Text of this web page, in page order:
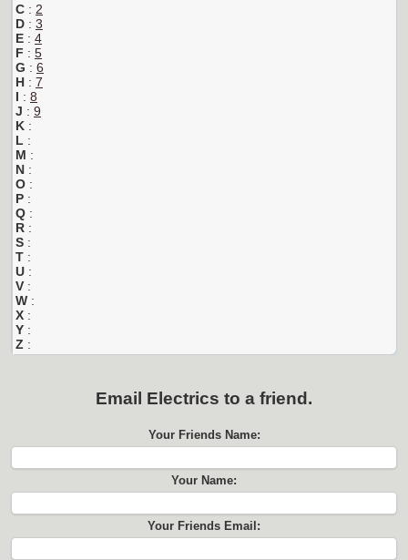
C : 2
D : 3
E : 4
F : 5
G : 6
H : 7
I : 8
J : 9
K :
L :
M :
N :
O :
P :
Q :
R :
S :
T :
U :
V :
W :
X :
Y :
Z :
Email Electrics to a friend.
Your Friends Name:
Your Name:
Your Friends Email: